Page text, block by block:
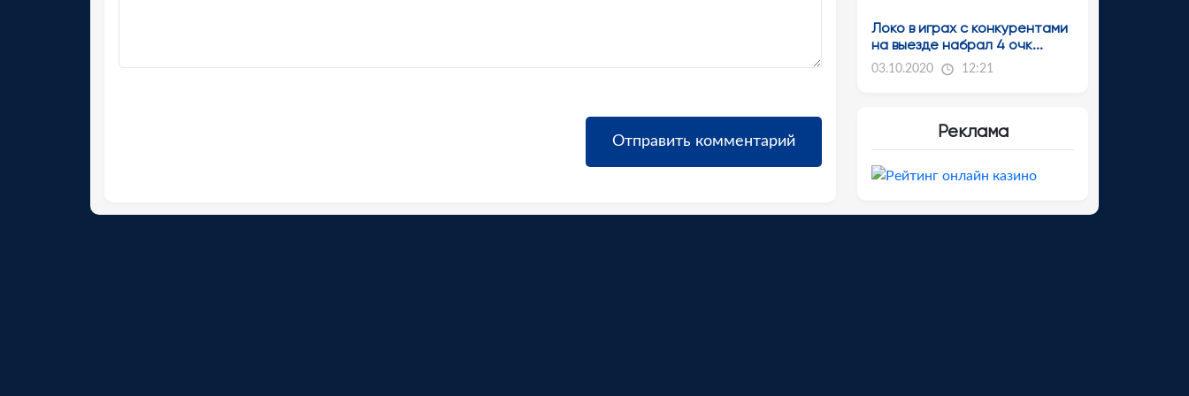
Локо в играх с конкурентами
на выезде набрал 4 очк...
03.10.2020 12:21
Реклама